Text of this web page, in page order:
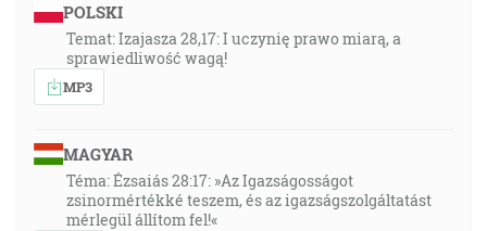
POLSKI
Temat: Izajasza 28,17: I uczynię prawo miarą, a
sprawiedliwość wagą!
MP3
MAGYAR
Téma: Ézsaiás 28:17: »Az Igazságosságot
zsinormértékké teszem, és az igazságszolgáltatást
mérlegül állítom fel!«